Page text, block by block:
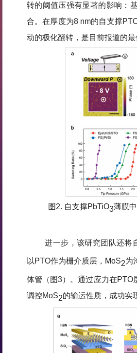
转的阈值压强有显著的影响：
合。在厚度为8 nm的自支撑
动的极化翻转，是目前报道的最
图2. 自支撑PbTiO3薄膜
进一步，该研究团队还将
以PTO作为栅介质层，MoS2为
体管（图3）。通过应力在PTO
调控MoS2的输运性质，成功实